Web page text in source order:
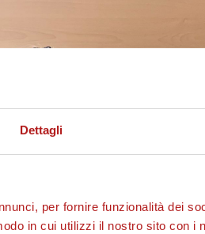
Dettagli
per fornire funzionalità dei
in cui utilizzi il nostro sito con i